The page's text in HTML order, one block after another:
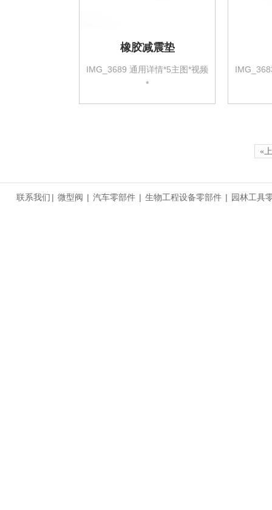
橡胶减震垫
IMG_3689 通用详情*5主图*视频
*
«
联系我们 | 微型阀 | 汽车零部件 | 生物工程设备零部件 | 园林工具